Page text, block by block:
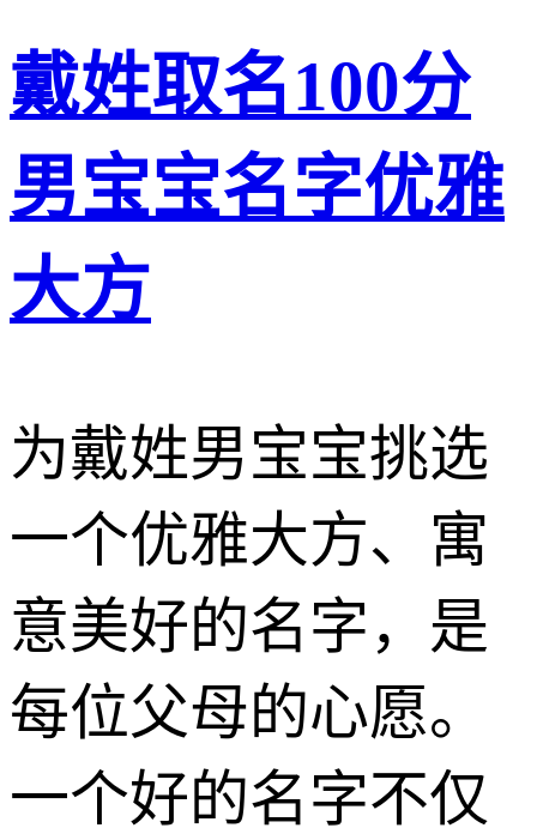
戴姓取名100分
男宝宝名字优雅
大方
为戴姓男宝宝挑选
一个优雅大方、寓
意美好的名字，是
每位父母的心愿。
一个好的名字不仅